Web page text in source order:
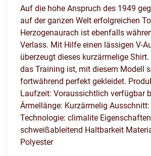
Auf die hohe Anspruch des 1949
auf der ganzen Welt erfolgreichen
Herzogenaurach ist ebenfalls
Verlass. Mit Hilfe einen lässigen V-
überzeugt dieses kurzärmelige
das Training ist, mit diesem Modell
fortwährend perfekt gekleidet.
Laufzeit: Voraussichtlich verfügbar
Ärmellänge: Kurzärmelig
Technologie: climalite
schweißableitend Haltbarkeit
Polyester